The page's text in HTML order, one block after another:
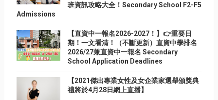
班資訊攻略大全！Secondary School F2-F5
Admissions
【直資中一報名2026-2027！】👉重要日
期！一文看清！（不斷更新）直資中學排名
2026/27兼直資中一報名 Secondary
School Application Deadlines
【2021傑出專業女性及女企業家選舉頒獎典
禮將於4月28日網上直播】